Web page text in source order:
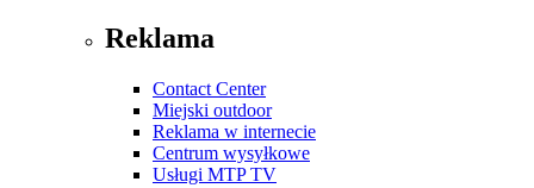
Reklama
Contact Center
Miejski outdoor
Reklama w internecie
Centrum wysyłkowe
Usługi MTP TV